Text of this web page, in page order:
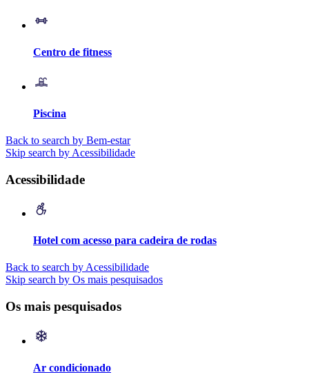
Centro de fitness
Piscina
Back to search by Bem-estar
Skip search by Acessibilidade
Acessibilidade
Hotel com acesso para cadeira de rodas
Back to search by Acessibilidade
Skip search by Os mais pesquisados
Os mais pesquisados
Ar condicionado